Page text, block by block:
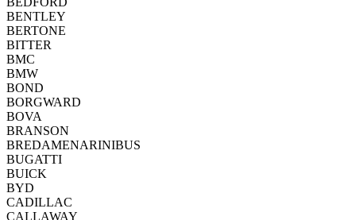
BENTLEY
BERTONE
BITTER
BMC
BMW
BOND
BORGWARD
BOVA
BRANSON
BREDAMENARINIBUS
BUGATTI
BUICK
BYD
CADILLAC
CALLAWAY